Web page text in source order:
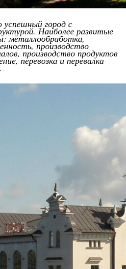
город с
Наиболее развитые
металлообработка,
производство
производство продуктов
перевозка и перевалка